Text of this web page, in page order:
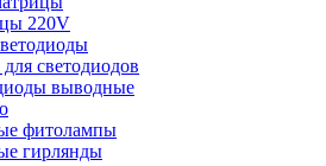
220V
светодиодов
выводные
фитолампы
гирлянды